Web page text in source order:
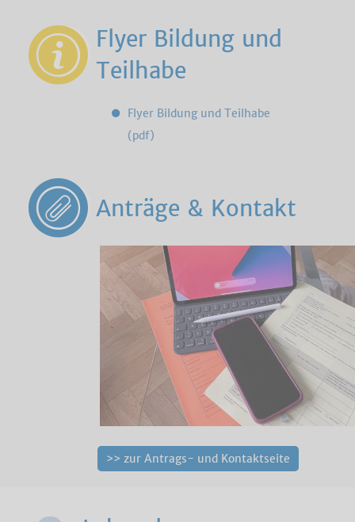
Flyer Bildung und
Teilhabe
Flyer Bildung und Teilhabe
(pdf)
Anträge & Kontakt
>> zur Antrags- und Kontaktseite